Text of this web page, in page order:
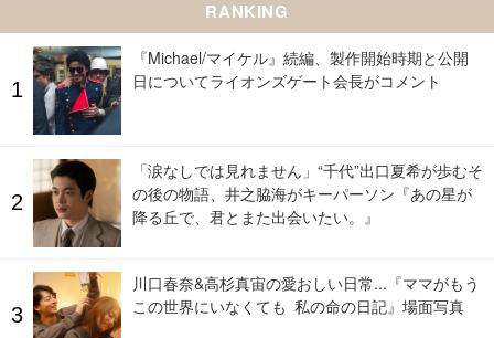
RANKING
『Michael/マイケル』続編、製作開始時期と公開
日についてライオンズゲート会長がコメント
「涙なしでは見れません」“千代”出口夏希が歩むそ
の後の物語、井之脇海がキーパーソン『あの星が
降る丘で、君とまた出会いたい。』
川口春奈&高杉真宙の愛おしい日常...『ママがもう
この世界にいなくても 私の命の日記』場面写真